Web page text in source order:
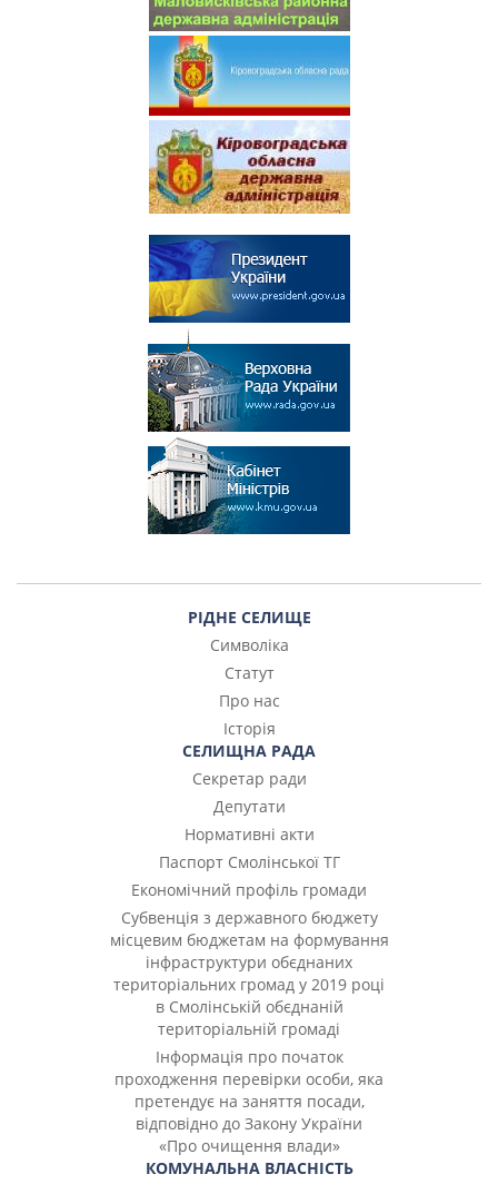
РІДНЕ СЕЛИЩЕ
Символіка
Статут
Про нас
Історія
СЕЛИЩНА РАДА
Секретар ради
Депутати
Нормативні акти
Паспорт Смолінської ТГ
Економічний профіль громади
Субвенція з державного бюджету
місцевим бюджетам на формування
інфраструктури обєднаних
територіальних громад у 2019 році
в Смолінській обєднаній
територіальній громаді
Інформація про початок
проходження перевірки особи, яка
претендує на заняття посади,
відповідно до Закону України
«Про очищення влади»
КОМУНАЛЬНА ВЛАСНІСТЬ